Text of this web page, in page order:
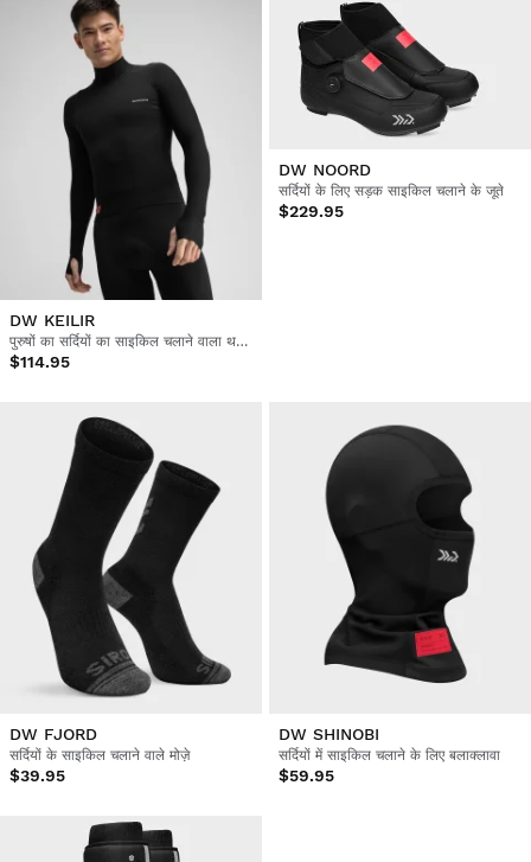
DW KEILIR
पुरुषों का सर्दियों का साइकिल चलाने वाला थर्मल बेस लेयर टॉप
$114.95
DW NOORD
सर्दियों के लिए सड़क साइकिल चलाने के जूते
$229.95
DW FJORD
सर्दियों के साइकिल चलाने वाले मोज़े
$39.95
DW SHINOBI
सर्दियों में साइकिल चलाने के लिए बलाक्लावा
$59.95